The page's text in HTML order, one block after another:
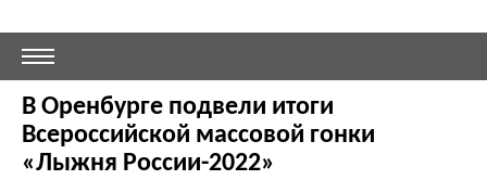
В Оренбурге подвели итоги
Всероссийской массовой гонки
«Лыжня России-2022»